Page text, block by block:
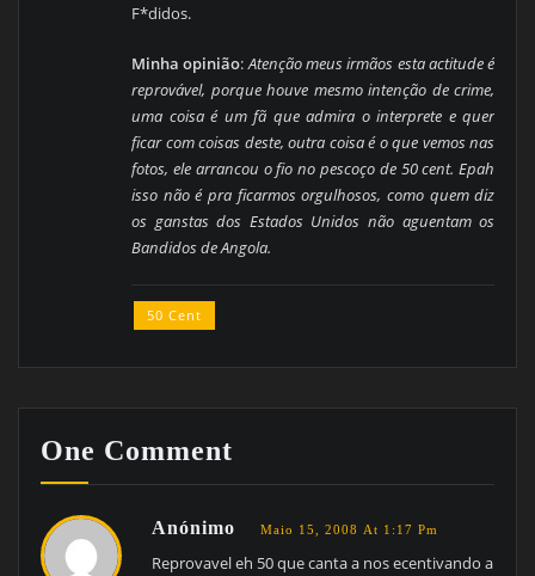
F*didos.
Minha opinião:Atenção meus irmãos esta actitude é
reprovável, porque houve mesmo intenção de crime,
uma coisa é um fã que admira o interprete e quer
ficar com coisas deste, outra coisa é o que vemos nas
fotos, ele arrancou o fio no pescoço de 50 cent. Epah
isso não é pra ficarmos orgulhosos, como quem diz
os ganstas dos Estados Unidos não aguentam os
Bandidos de Angola.
50 Cent
One Comment
Anónimo Maio 15, 2008 At 1:17 Pm
Reprovavel eh 50 que canta a nos ecentivando a